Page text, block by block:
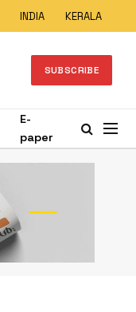
INDIA KERALA
SUBSCRIBE
E-
paper